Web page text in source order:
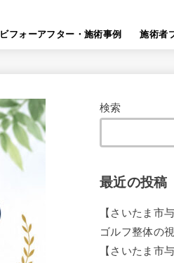
ビフォーアフター・施術事例 施術者
検索
最近の投稿
【さいたま市
ゴルフ整体の
【さいたま市